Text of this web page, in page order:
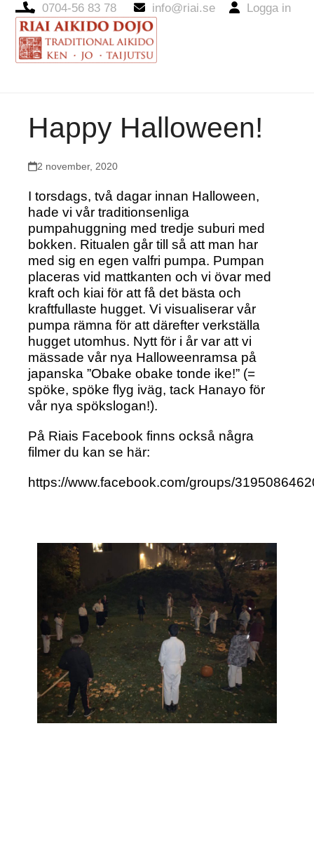
0704-56 83 78 info@riai.se Logga in
Open
mobile
Close
mobile
Happy Halloween!
2 november, 2020
I torsdags, två dagar innan Halloween,
hade vi vår traditionsenliga
pumpahuggning med tredje suburi med
bokken. Ritualen går till så att man har
med sig en egen valfri pumpa. Pumpan
placeras vid mattkanten och vi övar med
kraft och kiai för att få det bästa och
kraftfullaste hugget. Vi visualiserar vår
pumpa rämna för att därefter verkställa
hugget utomhus. Nytt för i år var att vi
mässade vår nya Halloweenramsa på
japanska ”Obake obake tonde ike!” (=
spöke, spöke flyg iväg, tack Hanayo för
vår nya spökslogan!).
På Riais Facebook finns också några
filmer du kan se här:
https://www.facebook.com/groups/